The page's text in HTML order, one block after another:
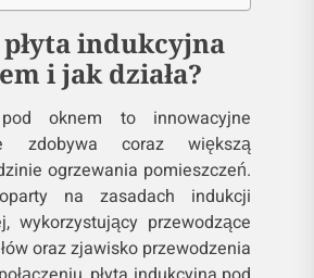
indukcyjna
i jak działa?
oknem to innowacyjne
zdobywa coraz większą
ogrzewania pomieszczeń.
na zasadach indukcji
wykorzystujący przewodzące
oraz zjawisko przewodzenia